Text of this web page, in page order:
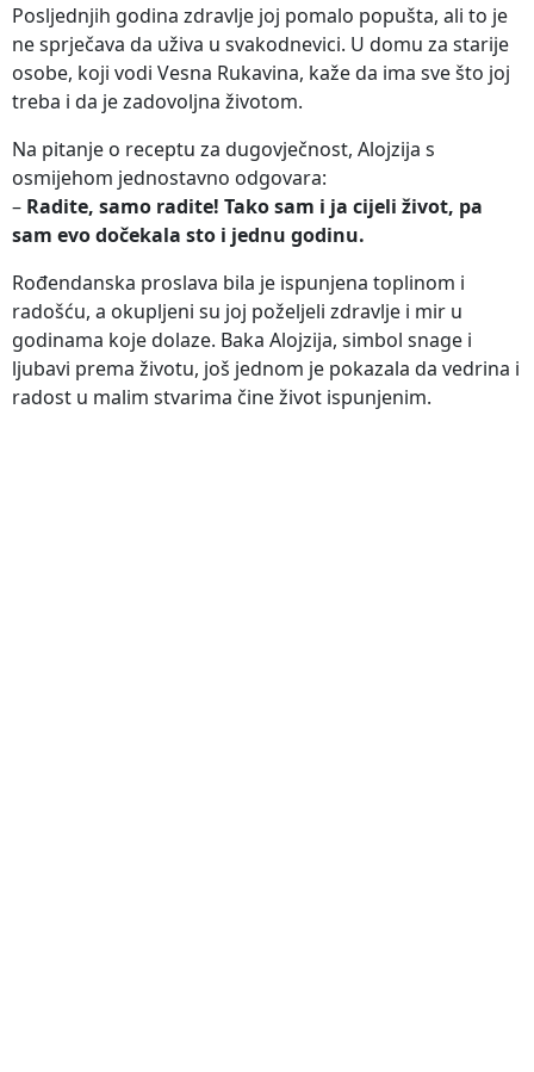
Posljednjih godina zdravlje joj pomalo popušta, ali to je
ne sprječava da uživa u svakodnevici. U domu za starije
osobe, koji vodi Vesna Rukavina, kaže da ima sve što joj
treba i da je zadovoljna životom.
Na pitanje o receptu za dugovječnost, Alojzija s
osmijehom jednostavno odgovara:
– Radite, samo radite! Tako sam i ja cijeli život, pa
sam evo dočekala sto i jednu godinu.
Rođendanska proslava bila je ispunjena toplinom i
radošću, a okupljeni su joj poželjeli zdravlje i mir u
godinama koje dolaze. Baka Alojzija, simbol snage i
ljubavi prema životu, još jednom je pokazala da vedrina i
radost u malim stvarima čine život ispunjenim.